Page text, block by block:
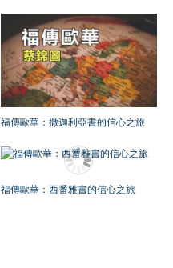
福傳歐華：撒迦利亞書的信心之旅
福傳歐華：西番雅書的信心之旅